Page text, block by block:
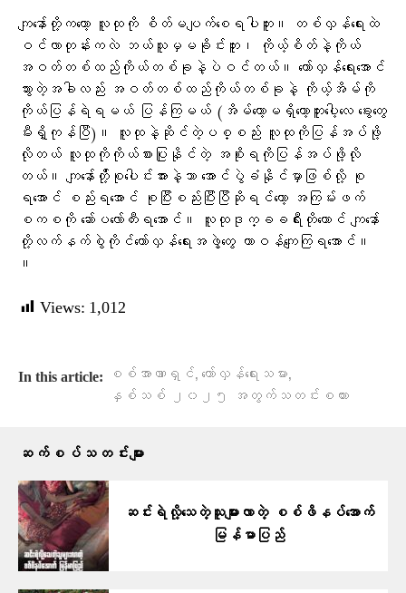
ကျနော်တို့ကတော့ လူထုကို စိတ်မပျက်စေရပါဘူး။ တစ်လှန်ရေးထဲ
ဝင်လာတုန်းကလဲ ဘယ်သူမှမခိုင်းဘူး၊ ကိုယ့်စိတ်နဲ့ကိုယ်
အဝတ်တစ်ထည်ကိုယ်တစ်ခုနဲ့ပဲဝင်တယ်။ တော်လှန်ရေးအောင်
သွားတဲ့အခါလည်း အဝတ်တစ်ထည်ကိုယ်တစ်ခုနဲ့ ကိုယ့်အိမ်ကို
ကိုယ်ပြန်ရဲရမယ် ပြန်ကြမယ် (အိမ်တော့မရှိတော့ဘူးပေါ့လေ ခွေးတွေ
မီးရှိ့ကုန်ပြီ)။ လူထုနဲ့ဆိုင်တဲ့ပစ္စည်း လူထုကိုပြန်အပ်ဖို့
လိုတယ် လူထုကိုကိုယ်စားပြုနိုင်တဲ့ အစိုးရကိုပြန်အပ်ဖို့လို
တယ်။ ကျနော်တ်ို့စုပေါင်းအားနဲ့သာ အောင်ပွဲခံနိုင်မှာဖြစ်လို့ စု
ရအောင် စည်းရအောင် စုပြီးစည်းပြီးပြီဆိုရင်တော့ အကြမ်းဖက်
စကစကို ဆော်ပလော်တီးရအောင်။ လူထုဒုက္ခခရီးတိုတောင် ကျနော်
တို့လက်နက်စွဲကိုင်တော်လှန်ရေးအဖွဲ့တွေ တာဝန်ကျေကြရအောင်။
။
Views: 1,012
In this article: စစ်အာဏာရှင်, တော်လှန်ရေးသမား,
နှစ်သစ် ၂၀၂၅ အတွက်သတင်းစကား
ဆက်စပ်သတင်းများ
ဆင်းရဲလို့​သေတဲ့သူများလာတဲ့ စစ်ဖိနပ်​အောက်
မြန်မာပြည်